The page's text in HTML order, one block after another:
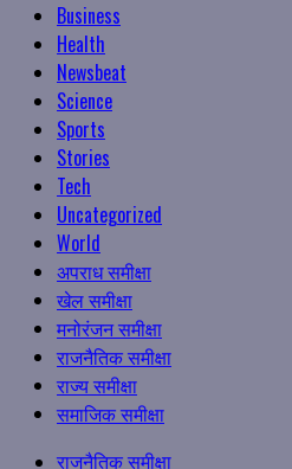
Business
Health
Newsbeat
Science
Sports
Stories
Tech
Uncategorized
World
अपराध समीक्षा
खेल समीक्षा
मनोरंजन समीक्षा
राजनैतिक समीक्षा
राज्य समीक्षा
समाजिक समीक्षा
Primaryराजनैतिक समीक्षा